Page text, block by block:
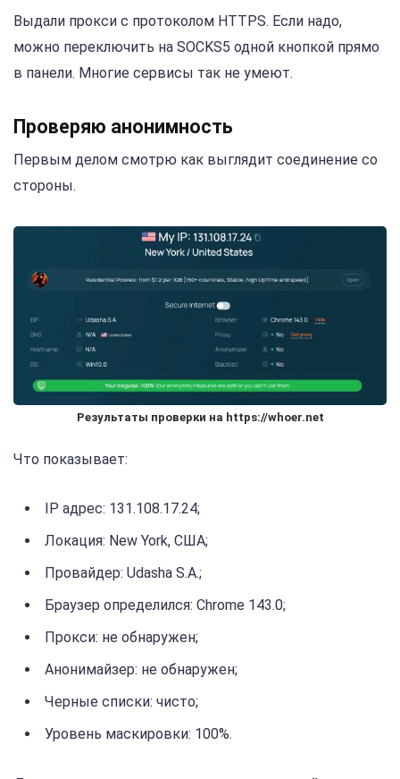
Выдали прокси с протоколом HTTPS. Если надо,
можно переключить на SOCKS5 одной кнопкой прямо
в панели. Многие сервисы так не умеют.
Проверяю анонимность
Первым делом смотрю как выглядит соединение со
стороны.
Результаты проверки на https://whoer.net
Что показывает:
IP адрес: 131.108.17.24;
Локация: New York, США;
Провайдер: Udasha S.A.;
Браузер определился: Chrome 143.0;
Прокси: не обнаружен;
Анонимайзер: не обнаружен;
Черные списки: чисто;
Уровень маскировки: 100%.